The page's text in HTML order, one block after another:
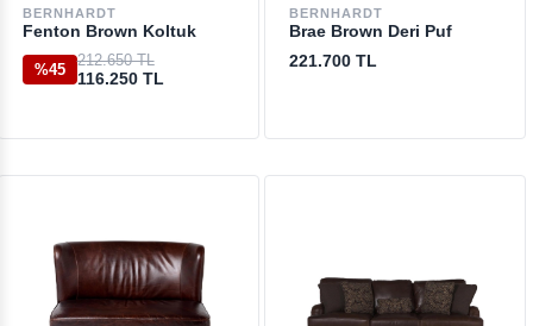
BERNHARDT
Fenton Brown Koltuk
%45
212.650 TL
116.250 TL
BERNHARDT
Brae Brown Deri Puf
221.700 TL